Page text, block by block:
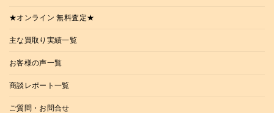
★オンライン 無料査定★
主な買取り実績一覧
お客様の声一覧
商談レポート一覧
ご質問・お問合せ